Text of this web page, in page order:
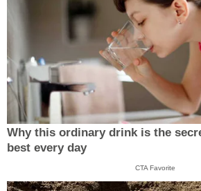
Why this ordinary drink is the
best every day
CTA Favorite